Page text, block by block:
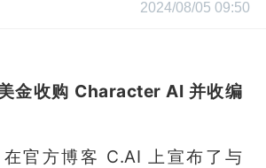
2024/08/05 09:50
金收购 Character AI 并收编
官方博客 C.AI 上宣布了与